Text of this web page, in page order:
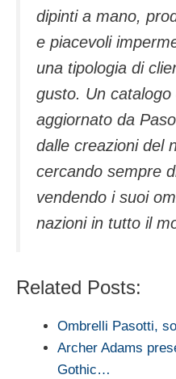
dipinti a mano,
e piacevoli
una tipologia di
gusto. Un
aggiornato da
dalle creazioni del
cercando sempre
vendendo i suoi
nazioni in tutto il
Related Posts:
Ombrelli Pasotti,
Archer Adams
Gothic…